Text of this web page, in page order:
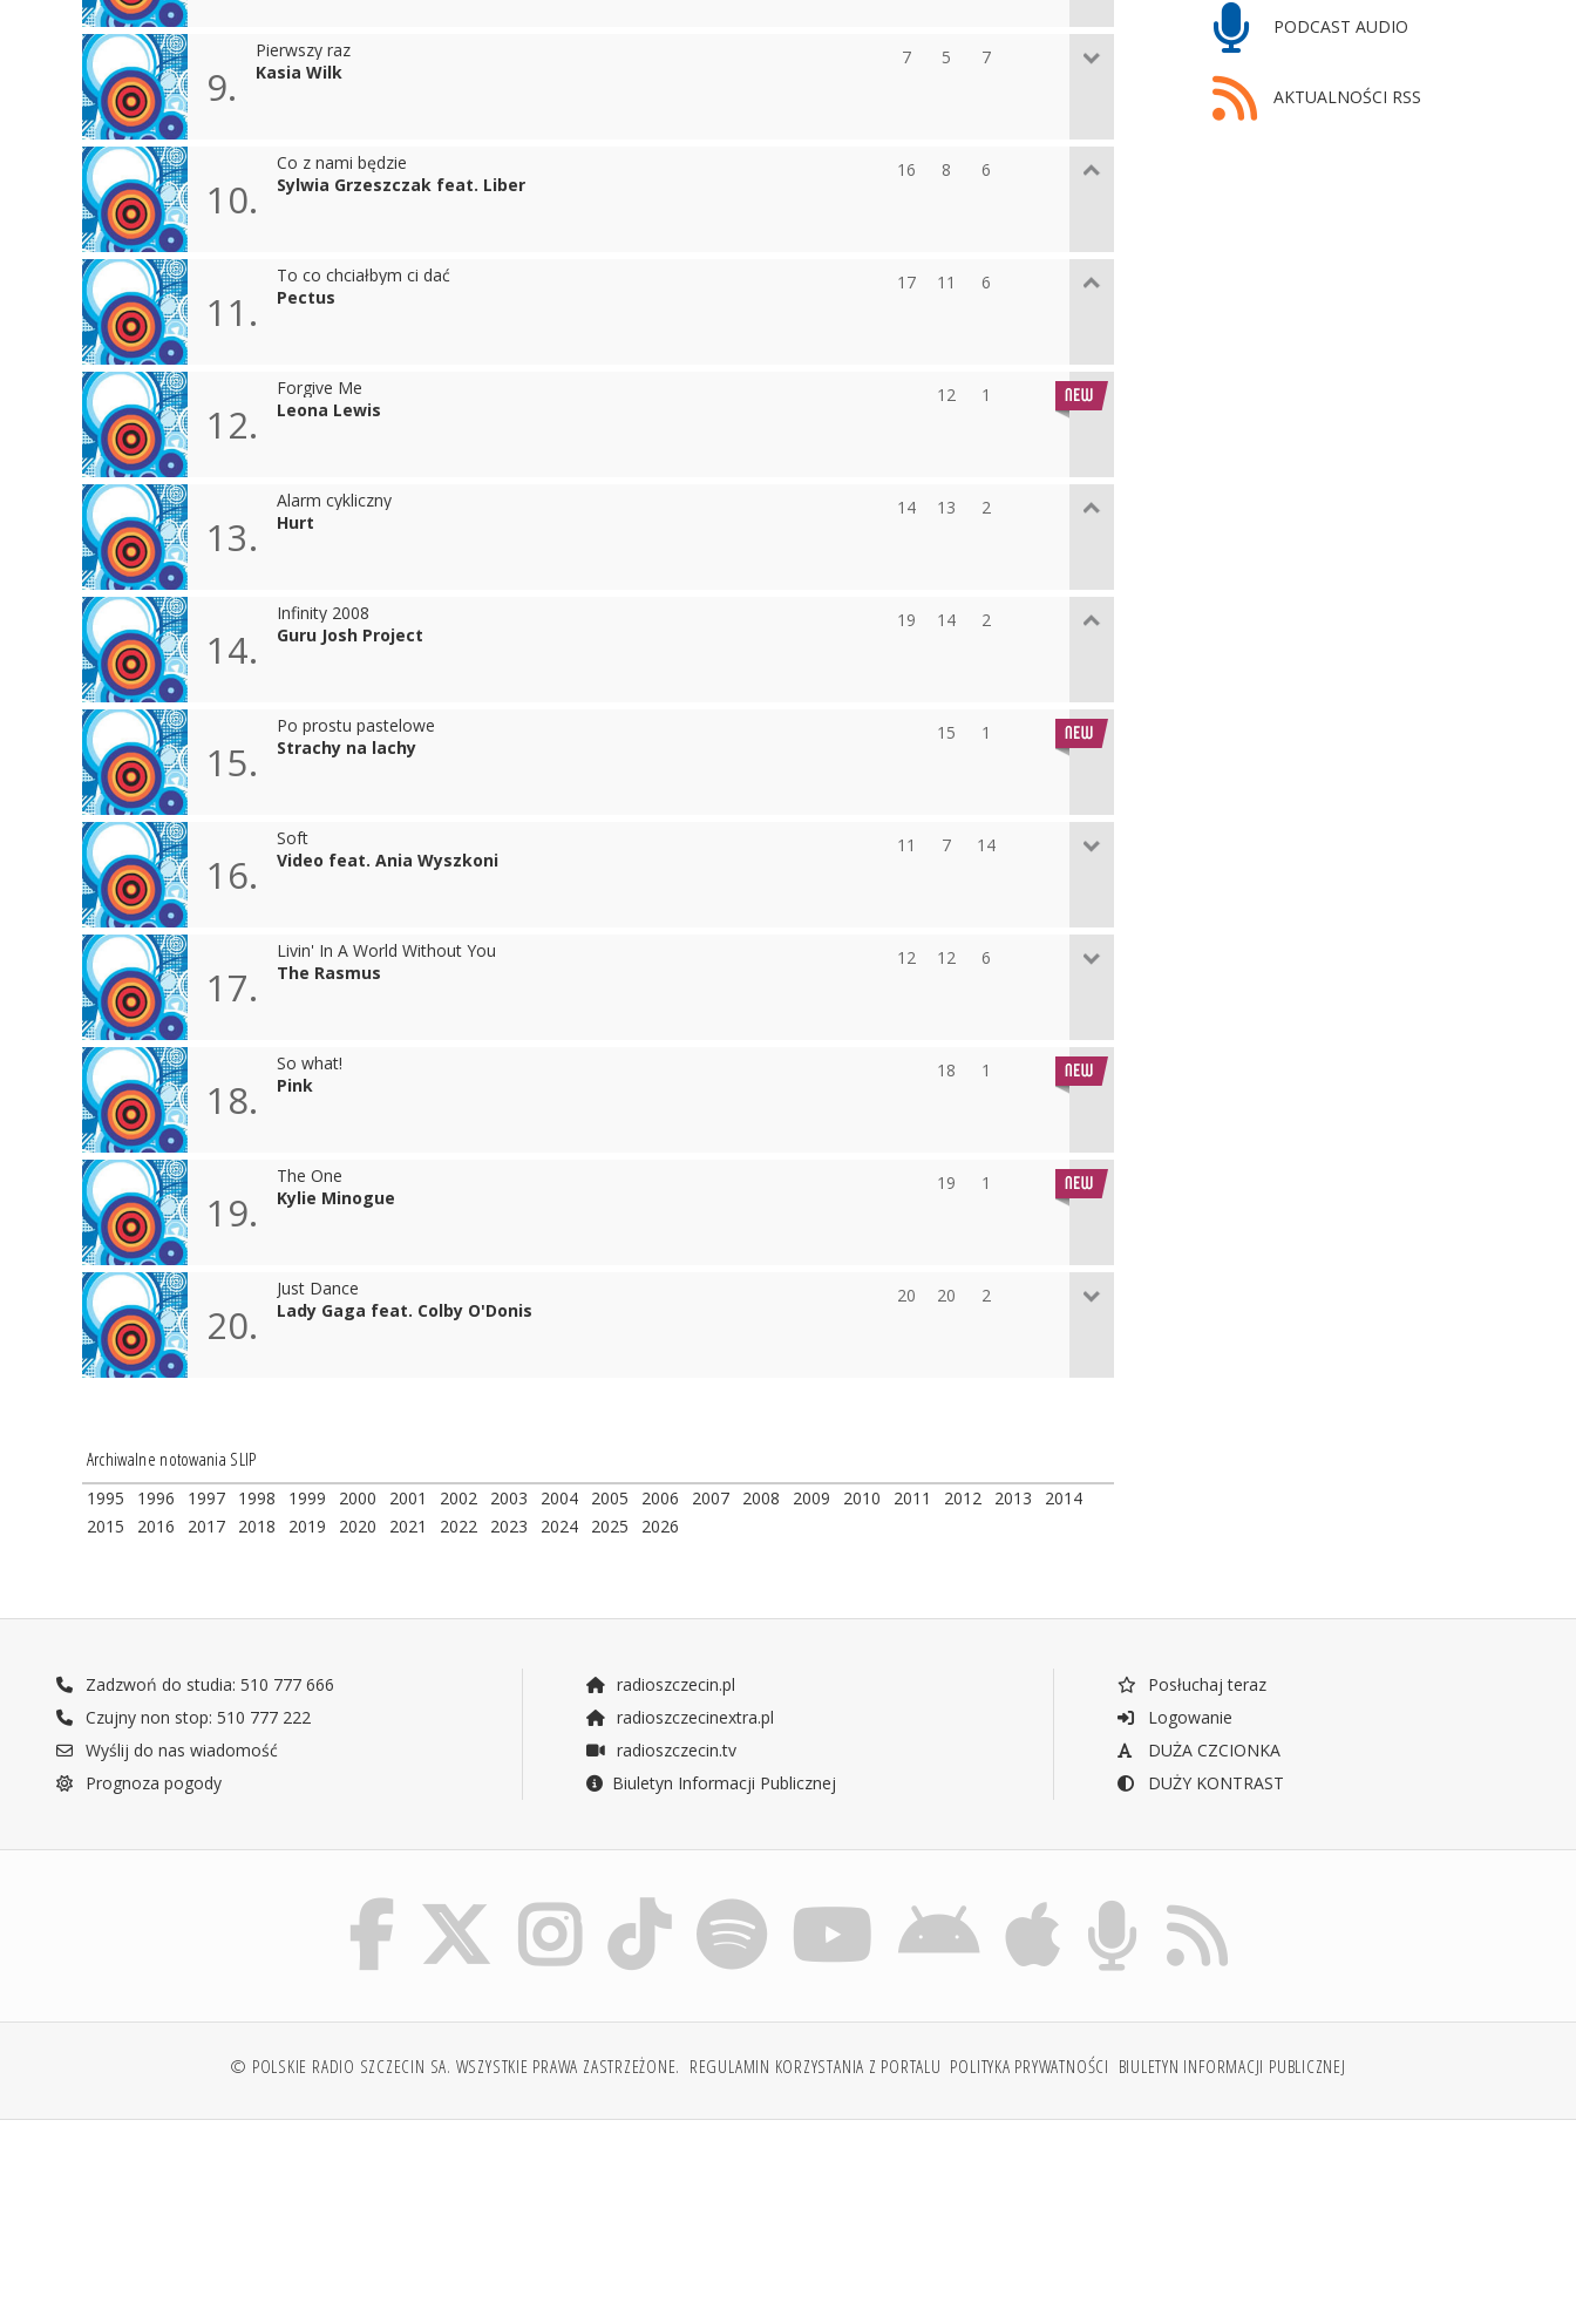
7 5 7
9.
Pierwszy raz
Kasia Wilk
16 8 6
10.
Co z nami będzie
Sylwia Grzeszczak feat. Liber
17 11 6
11.
To co chciałbym ci dać
Pectus
12 1
12.
Forgive Me
Leona Lewis
14 13 2
13.
Alarm cykliczny
Hurt
19 14 2
14.
Infinity 2008
Guru Josh Project
15 1
15.
Po prostu pastelowe
Strachy na lachy
11 7 14
16.
Soft
Video feat. Ania Wyszkoni
12 12 6
17.
Livin' In A World Without You
The Rasmus
18 1
18.
So what!
Pink
19 1
19.
The One
Kylie Minogue
20 20 2
20.
Just Dance
Lady Gaga feat. Colby O'Donis
Archiwalne notowania SLIP
1995 1996 1997 1998 1999 2000 2001 2002 2003 2004 2005 2006 2007 2008 2009 2010 2011 2012 2013
2014
2015
2016 2017 2018 2019 2020 2021 2022 2023 2024 2025 2026
PODCAST AUDIO
AKTUALNOŚCI RSS
Zadzwoń do studia: 510 777 666
Czujny non stop: 510 777 222
Wyślij do nas wiadomość
Prognoza pogody
radioszczecin.pl
radioszczecinextra.pl
radioszczecin.tv
Biuletyn Informacji Publicznej
Posłuchaj teraz
Logowanie
DUŻA CZCIONKA
DUŻY KONTRAST
© POLSKIE RADIO SZCZECIN SA. WSZYSTKIE PRAWA ZASTRZEŻONE. REGULAMIN KORZYSTANIA Z PORTALU POLITYKA PRYWATNOŚCI BIULETYN INFORMACJI PUBLICZNEJ